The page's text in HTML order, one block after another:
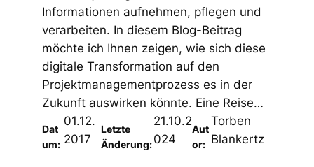
Informationen aufnehmen, pflegen und
verarbeiten. In diesem Blog-Beitrag
möchte ich Ihnen zeigen, wie sich diese
digitale Transformation auf den
Projektmanagementprozess es in der
Zukunft auswirken könnte. Eine Reise…
Dat
um:
01.12.
2017
Letzte
Änderung:
21.10.2
024
Aut
or:
Torben
Blankertz